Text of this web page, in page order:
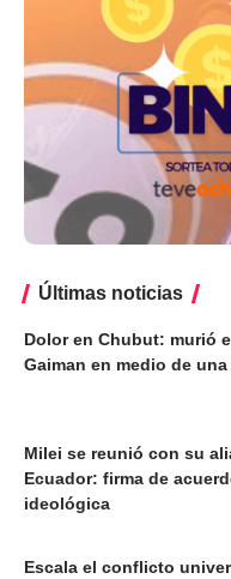
Últimas noticias
Dolor en Chubut: murió
Gaiman en medio de
Milei se reunió con su
Ecuador: firma de
ideológica
Escala el conflicto